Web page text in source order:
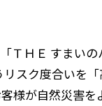
ＴＨＥ すまい
スク度合いを
様が自然災害を